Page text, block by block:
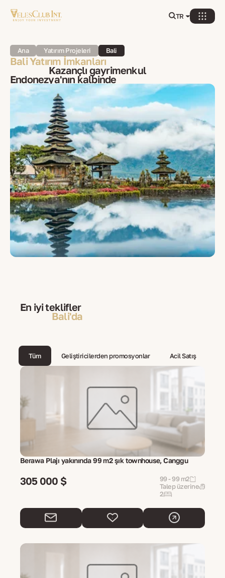
TR
Ana Yatırım Projeleri Bali
Bali Yatırım İmkanları
Kazançlı gayrimenkul
Endonezya'nın kalbinde
En iyi teklifler
Bali'da
Tüm Geliştiricilerden promosyonlar Acil Satış
Berawa Plajı yakınında 99 m2 şık townhouse, Canggu
305 000 $
99 - 99 m2
Talep üzerine
2